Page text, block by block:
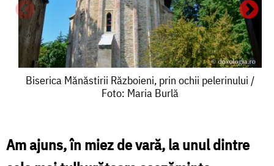
Biserica
prin
Biserica Mănăstirii Războieni, prin ochii pelerinului /
Foto: Maria Burlă
Am ajuns, în miez de vară, la unul dintre